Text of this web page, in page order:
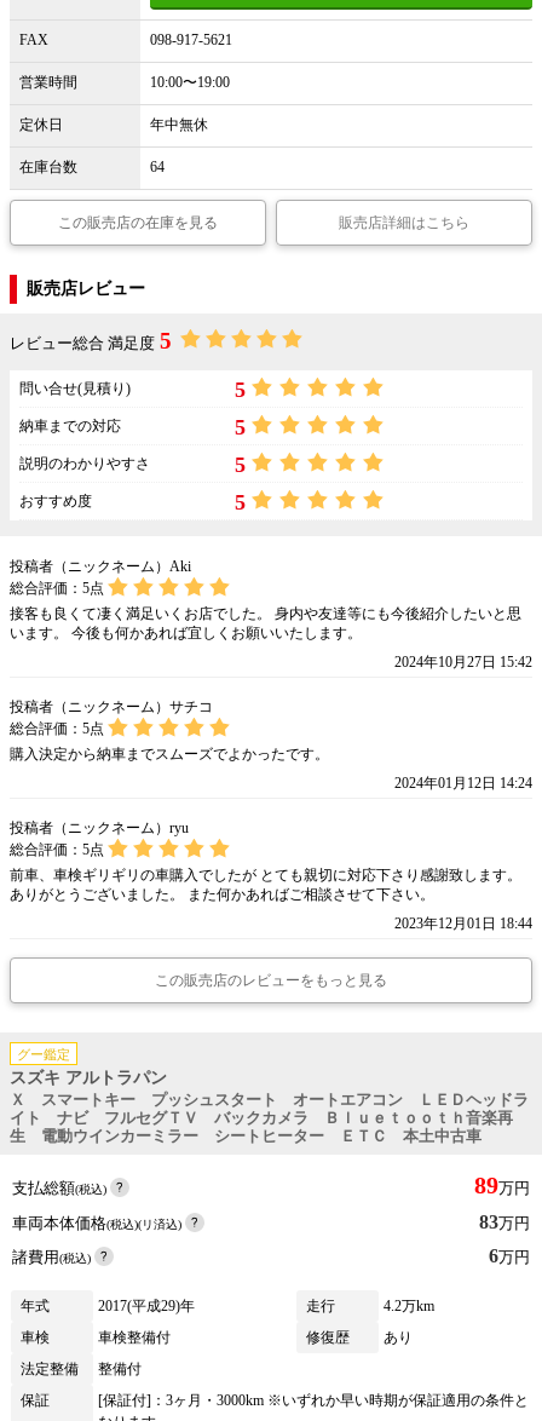
FAX 098-917-5621
営業時間 10:00〜19:00
定休日 年中無休
在庫台数 64
この販売店の在庫を見る 販売店詳細はこちら
販売店レビュー
レビュー総合 満足度 5
問い合せ(見積り) 5
納車までの対応 5
説明のわかりやすさ 5
おすすめ度 5
投稿者（ニックネーム）Aki
総合評価： 5点
接客も良くて凄く満足いくお店でした。 身内や友達等にも今後紹介したいと思
います。 今後も何かあれば宜しくお願いいたします。
2024年10月27日 15:42
投稿者（ニックネーム）サチコ
総合評価： 5点
購入決定から納車までスムーズでよかったです。
2024年01月12日 14:24
投稿者（ニックネーム）ryu
総合評価： 5点
前車、車検ギリギリの車購入でしたが とても親切に対応下さり感謝致します。
ありがとうございました。 また何かあればご相談させて下さい。
2023年12月01日 18:44
この販売店のレビューをもっと見る
グー鑑定
スズキ アルトラパン
Ｘ スマートキー プッシュスタート オートエアコン ＬＥＤヘッドラ
イト ナビ フルセグＴＶ バックカメラ Ｂｌｕｅｔｏｏｔｈ音楽再
生 電動ウインカーミラー シートヒーター ＥＴＣ 本土中古車
支払総額(税込) 89万円
車両本体価格(税込)(リ済込) 83万円
諸費用(税込) 6万円
年式 2017(平成29)年 走行
4.2万km
車検
車検整備付 修復歴
あり
法定整備
整備付
保証
[保証付]：3ヶ月・3000km ※いずれか早い時期が保証適用の条件と